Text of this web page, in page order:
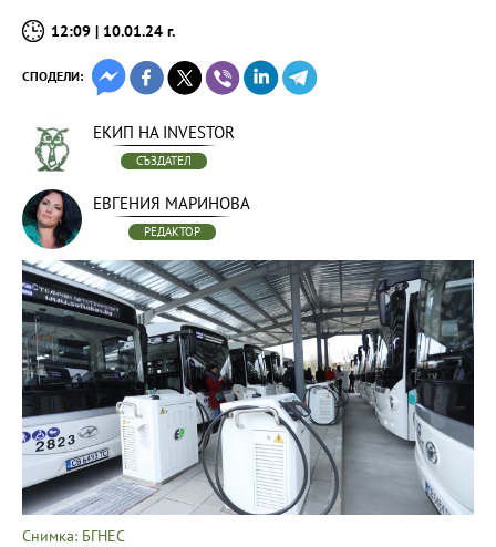
12:09 | 10.01.24 г.
СПОДЕЛИ:
ЕКИП НА INVESTOR
СЪЗДАТЕЛ
ЕВГЕНИЯ МАРИНОВА
РЕДАКТОР
Снимка: БГНЕС